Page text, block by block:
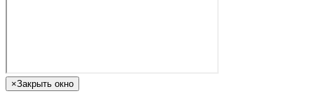
×Закрыть окно